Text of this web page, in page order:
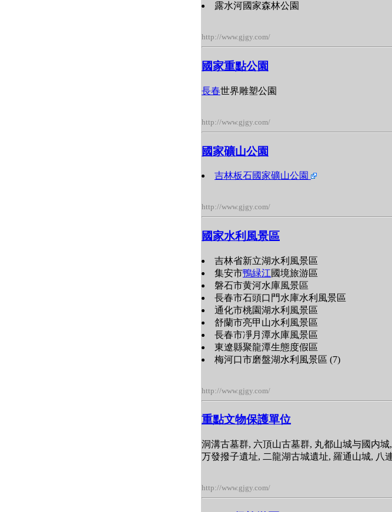
露水河國家森林公園
http://www.gjgy.com/
國家重點公園
長春世界雕塑公園
http://www.gjgy.com/
國家礦山公園
吉林板石國家礦山公園
http://www.gjgy.com/
國家水利風景區
吉林省新立湖水利風景區
集安市鴨緑江國境旅游區
磐石市黄河水庫風景區
長春市石頭口門水庫水利風景區
通化市桃園湖水利風景區
舒蘭市亮甲山水利風景區
長春市凈月潭水庫風景區
東遼縣聚龍潭生態度假區
梅河口市磨盤湖水利風景區 (7)
http://www.gjgy.com/
重點文物保護單位
洞溝古墓群, 六頂山古墓群, 丸都山城与國内
万發撥子遺址, 二龍湖古城遺址, 羅通山城,
http://www.gjgy.com/